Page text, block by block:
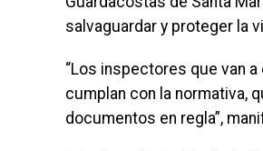
salvaguardar y proteger la
“Los inspectores que van
cumplan con la normativa,
documentos en regla”,